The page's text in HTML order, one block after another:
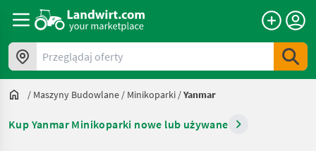
Przeglądaj oferty
/ Maszyny Budowlane / Minikoparki /Yanmar
Kup Yanmar Minikoparki nowe lub używane